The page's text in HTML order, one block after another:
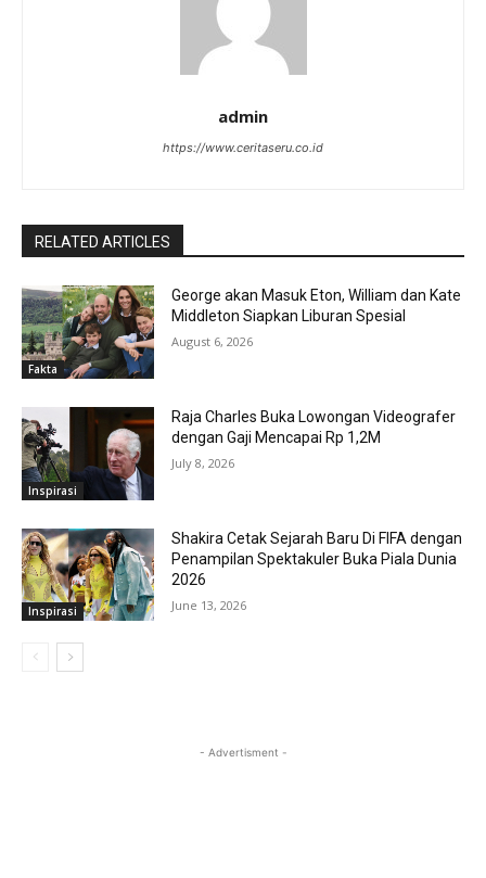
admin
https://www.ceritaseru.co.id
RELATED ARTICLES
Fakta
George akan Masuk Eton, William dan Kate
Middleton Siapkan Liburan Spesial
August 6, 2026
Inspirasi
Raja Charles Buka Lowongan Videografer
dengan Gaji Mencapai Rp 1,2M
July 8, 2026
Inspirasi
Shakira Cetak Sejarah Baru Di FIFA dengan
Penampilan Spektakuler Buka Piala Dunia
2026
June 13, 2026
- Advertisment -